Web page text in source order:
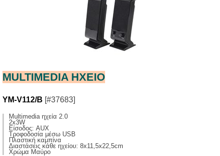
MULTIMEDIA HXΕΙΟ
YM-V112/B [#37683]
Multimedia ηχεία 2.0
2x3W
Είσοδος: AUX
Τροφοδοσία μέσω USB
Πλαστική καμπίνα
Διαστάσεις κάθε ηχείου: 8x11,5x22,5cm
Χρώμα Μαύρο